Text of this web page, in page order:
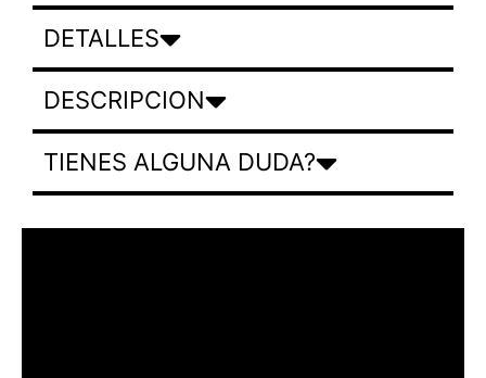
DETALLES
DESCRIPCION
TIENES ALGUNA DUDA?